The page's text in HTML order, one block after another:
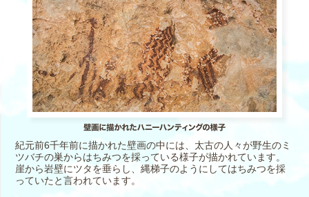
紀元前6千年前に描かれた壁画の中には、太古の人々が野生のミ
ツバチの巣からはちみつを採っている様子が描かれています。
崖から岩壁にツタを垂らし、縄梯子のようにしてはちみつを採
っていたと言われています。